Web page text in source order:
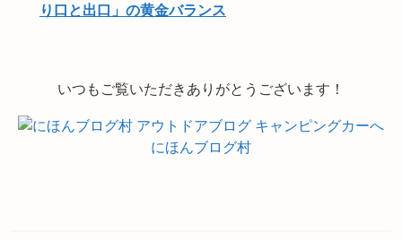
り口と出口」の黄金バランス
いつもご覧いただきありがとうございます！
にほんブログ村